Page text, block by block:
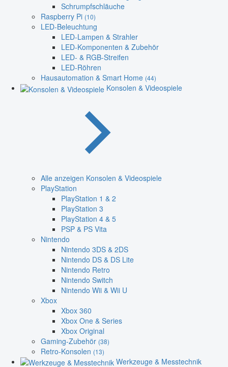
Schrumpfschläuche
Raspberry Pi (10)
LED-Beleuchtung
LED-Lampen & Strahler
LED-Komponenten & Zubehör
LED- & RGB-Streifen
LED-Röhren
Hausautomation & Smart Home (44)
Konsolen & Videospiele
Alle anzeigen Konsolen & Videospiele
PlayStation
PlayStation 1 & 2
PlayStation 3
PlayStation 4 & 5
PSP & PS Vita
Nintendo
Nintendo 3DS & 2DS
Nintendo DS & DS Lite
Nintendo Retro
Nintendo Switch
Nintendo Wii & Wii U
Xbox
Xbox 360
Xbox One & Series
Xbox Original
Gaming-Zubehör (38)
Retro-Konsolen (13)
Werkzeuge & Messtechnik